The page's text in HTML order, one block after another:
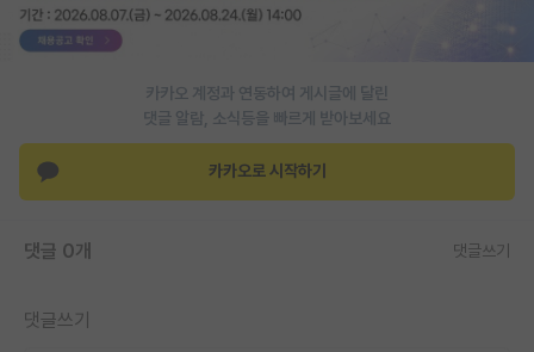
카카오 계정과 연동하여 게시글에 달린
댓글 알람, 소식등을 빠르게 받아보세요
카카오로 시작하기
댓글 0개 댓글쓰기
댓글쓰기